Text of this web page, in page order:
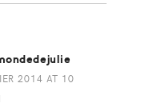
2014 AT 10